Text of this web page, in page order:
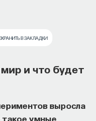
В ЗАКЛАДКИ
и что будет
выросла
такое умные